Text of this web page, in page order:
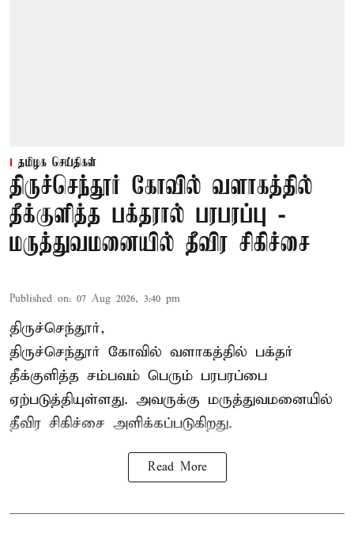
தமிழக செய்திகள்
திருச்செந்தூர் கோவில் வளாகத்தில்
தீக்குளித்த பக்தரால் பரபரப்பு -
மருத்துவமனையில் தீவிர சிகிச்சை
Published on: 07 Aug 2026, 3:40 pm
திருச்செந்தூர்,
திருச்செந்தூர் கோவில் வளாகத்தில் பக்தர்
தீக்குளித்த சம்பவம் பெரும் பரபரப்பை
ஏற்படுத்தியுள்ளது. அவருக்கு மருத்துவமனையில்
தீவிர சிகிச்சை அளிக்கப்படுகிறது.
Read More